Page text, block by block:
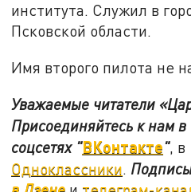
института. Служил в
Псковской области.
Имя второго пилота не
Уважаемые читатели
Присоединяйтесь к нам в
соцсетях "ВКонтакте", в
Одноклассники